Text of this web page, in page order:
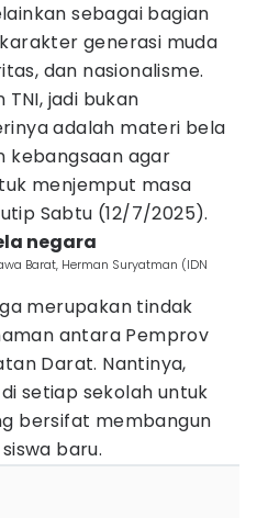
sebagai bagian
generasi muda
dan nasionalisme.
jadi bukan
adalah materi bela
kebangsaan agar
menjemput masa
Sabtu (12/7/2025).
negara
Barat, Herman Suryatman (IDN
merupakan tindak
antara Pemprov
Darat. Nantinya,
setiap sekolah untuk
bersifat membangun
baru.